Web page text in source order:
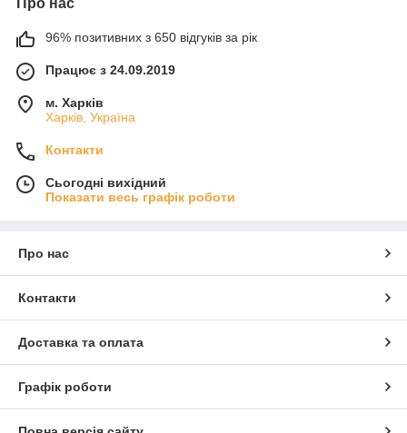
Про нас
96% позитивних з 650 відгуків за рік
Працює з 24.09.2019
м. Харків
Харків, Україна
Контакти
Сьогодні вихідний
Показати весь графік роботи
Про нас
Контакти
Доставка та оплата
Графік роботи